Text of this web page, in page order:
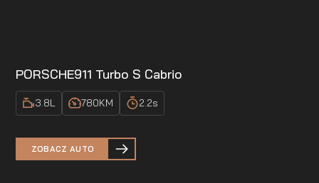
PORSCHE911 Turbo S Cabrio
3.8L 780KM 2.2s
ZOBACZ AUTO